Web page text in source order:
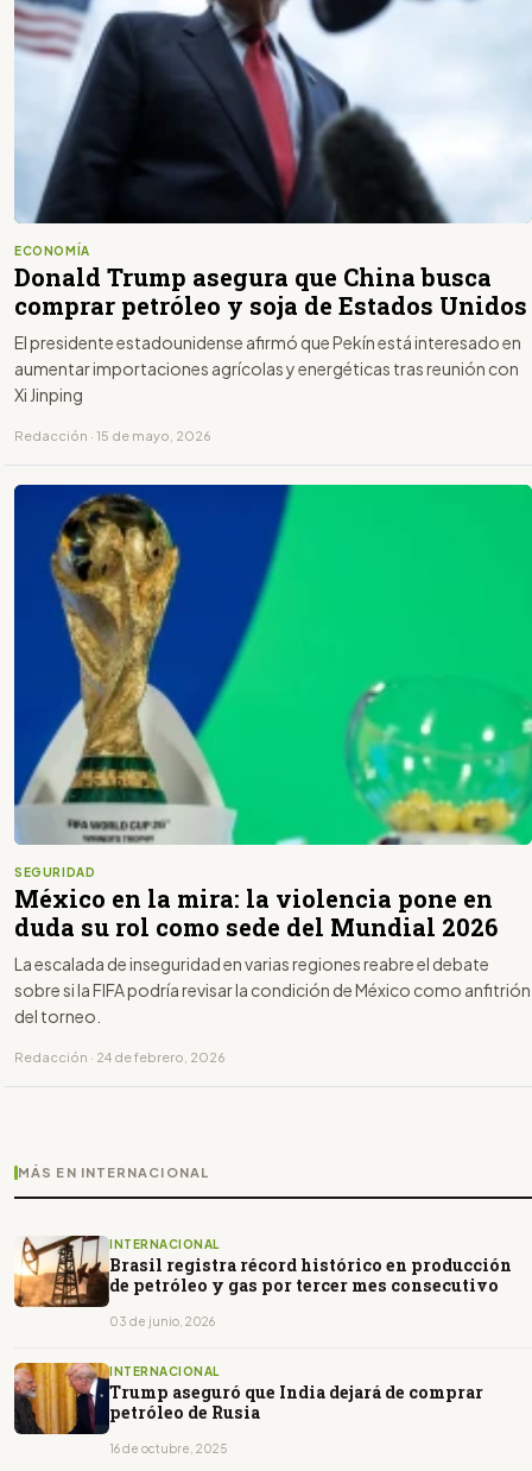
ECONOMÍA
Donald Trump asegura que China busca
comprar petróleo y soja de Estados Unidos
El presidente estadounidense afirmó que Pekín está interesado en
aumentar importaciones agrícolas y energéticas tras reunión con
Xi Jinping
Redacción · 15 de mayo, 2026
SEGURIDAD
México en la mira: la violencia pone en
duda su rol como sede del Mundial 2026
La escalada de inseguridad en varias regiones reabre el debate
sobre si la FIFA podría revisar la condición de México como anfitrión
del torneo.
Redacción · 24 de febrero, 2026
MÁS EN INTERNACIONAL
INTERNACIONAL
Brasil registra récord histórico en producción
de petróleo y gas por tercer mes consecutivo
03 de junio, 2026
INTERNACIONAL
Trump aseguró que India dejará de comprar
petróleo de Rusia
16 de octubre, 2025